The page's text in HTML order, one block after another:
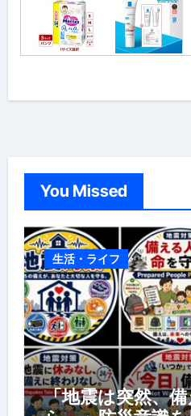
You Missed
生活・ライフ
「地震は突然、